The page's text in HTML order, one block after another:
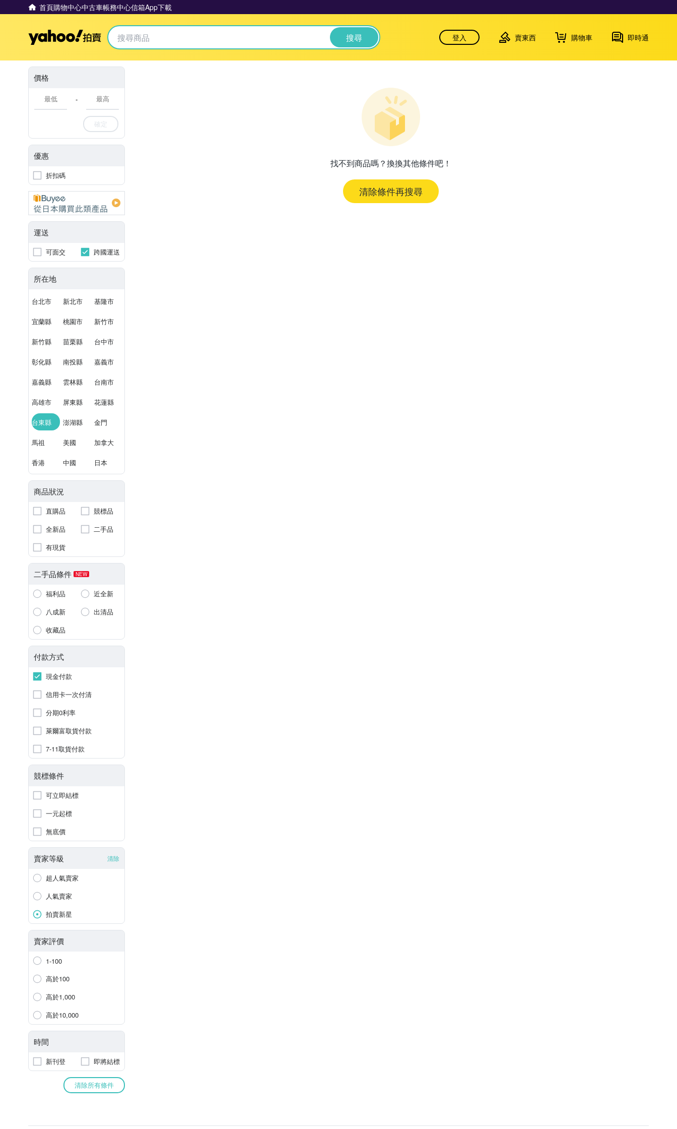
首頁購物中心中古車帳務中心信箱App下載
Yahoo拍賣 搜尋 登入 賣東西 購物車 即時通
價格
-
確定
優惠
折扣碼
運送
可面交 跨國運送
所在地
台北市 新北市 基隆市
宜蘭縣 桃園市 新竹市
新竹縣 苗栗縣 台中市
彰化縣 南投縣 嘉義市
嘉義縣 雲林縣 台南市
高雄市 屏東縣 花蓮縣
台東縣 澎湖縣 金門
馬祖 美國 加拿大
香港 中國 日本
商品狀況
直購品
競標品
全新品
二手品
有現貨
二手品條件 NEW
福利品
近全新
八成新
出清品
收藏品
付款方式
現金付款
信用卡一次付清
分期0利率
萊爾富取貨付款
7-11取貨付款
競標條件
可立即結標
一元起標
無底價
賣家等級 清除
超人氣賣家
人氣賣家
拍賣新星
賣家評價
1-100
高於100
高於1,000
高於10,000
時間
新刊登 即將結標
清除所有條件
找不到商品嗎？換換其他條件吧！
清除條件再搜尋